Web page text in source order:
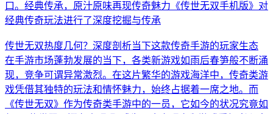
口。经典传承，原汁原味再现传奇魅力《传世无双手机版》对
经典传奇玩法进行了深度挖掘与传承
传世无双热度几何？深度剖析当下这款传奇手游的玩家生态
在手游市场蓬勃发展的当下，各类新游戏如雨后春笋般不断涌
现，竞争可谓异常激烈。在这片繁华的游戏海洋中，传奇类游
戏凭借其独特的玩法和情怀魅力，始终占据着一席之地。而
《传世无双》作为传奇类手游中的一员，它如今的状况究竟如